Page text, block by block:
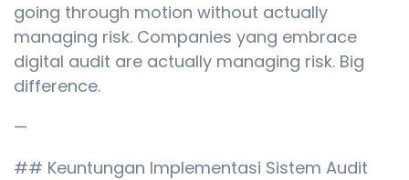
going through motion without actually
managing risk. Companies yang embrace
digital audit are actually managing risk. Big
difference.
—
## Keuntungan Implementasi Sistem Audit